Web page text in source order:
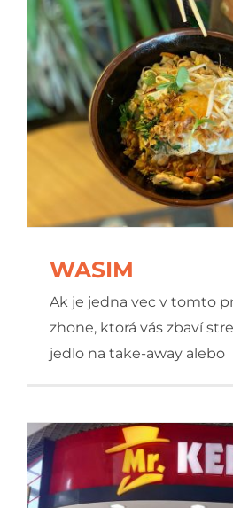
WASIM
Ak je jedna vec v tomto
zhone, ktorá vás zbaví
jedlo na take-away alebo